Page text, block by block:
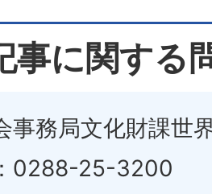
事に関する
事務局文化財課世
0288-25-3200